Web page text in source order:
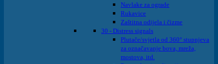
Navlake za ograde
Rukavice
Zaštitna odijela i čizme
30 - Distress signals
Plutače/svjetla od 360° stupnjeva
za označavanje bova, mreža,
mostova, itd.